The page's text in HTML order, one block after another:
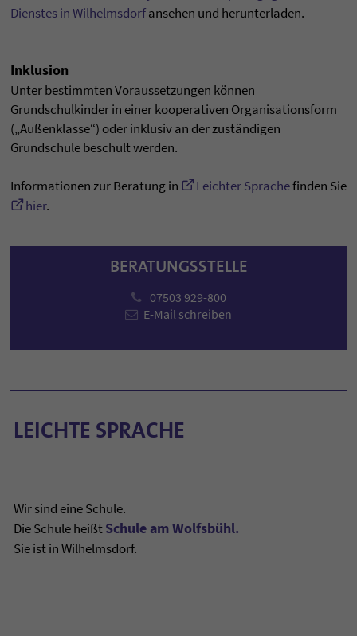
Dienstes in Wilhelmsdorfansehen und herunterladen.
Inklusion
Unter bestimmten Voraussetzungen können
Grundschulkinder in einer kooperativen Organisationsform
(„Außenklasse“) oder inklusiv an der zuständigen
Grundschule beschult werden.
Informationen zur Beratung in Leichter Sprachefinden Sie
hier.
BERATUNGSSTELLE
07503 929-800
E-Mail schreiben
LEICHTE SPRACHE
Wir sind eine Schule.
Die Schule heißtSchule am Wolfs­bühl.
Sie ist in Wilhelms­dorf.